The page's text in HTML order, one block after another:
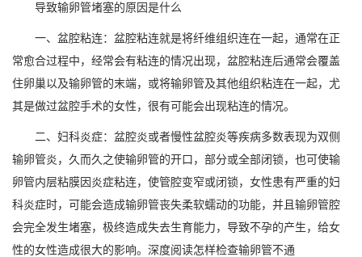
导致输卵管堵塞的原因是什么
一、盆腔粘连：盆腔粘连就是将纤维组织连在一起，通常在正
常愈合过程中，经常会有粘连的情况出现，盆腔粘连后通常会覆盖
住卵巢以及输卵管的末端，或将输卵管及其他组织粘连在一起，尤
其是做过盆腔手术的女性，很有可能会出现粘连的情况。
二、妇科炎症：盆腔炎或者慢性盆腔炎等疾病多数表现为双侧
输卵管炎，久而久之使输卵管的开口，部分或全部闭锁，也可使输
卵管内层粘膜因炎症粘连，使管腔变窄或闭锁，女性患有严重的妇
科炎症时，可能会造成输卵管丧失柔软蠕动的功能，并且输卵管腔
会完全发生堵塞，极终造成失去生育能力，导致不孕的产生，给女
性的女性造成很大的影响。深度阅读怎样检查输卵管不通